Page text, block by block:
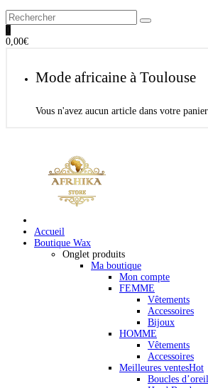
0
0,00€
Mode africaine à Toulouse
Vous n'avez aucun article dans votre panier
Accueil
Boutique Wax
Onglet produits
Ma boutique
Mon compte
FEMME
Vêtements
Accessoires
Bijoux
HOMME
Vêtements
Accessoires
Meilleures ventesHot
Boucles